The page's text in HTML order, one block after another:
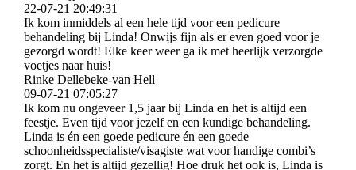
22-07-21 20:49:31
Ik kom inmiddels al een hele tijd voor een pedicure
behandeling bij Linda! Onwijs fijn als er even goed voor je
gezorgd wordt! Elke keer weer ga ik met heerlijk verzorgde
voetjes naar huis!
Rinke Dellebeke-van Hell
09-07-21 07:05:27
Ik kom nu ongeveer 1,5 jaar bij Linda en het is altijd een
feestje. Even tijd voor jezelf en een kundige behandeling.
Linda is én een goede pedicure én een goede
schoonheidsspecialiste/­visagiste wat voor handige combi’s
zorgt. En het is altijd gezellig! Hoe druk het ook is, Linda is